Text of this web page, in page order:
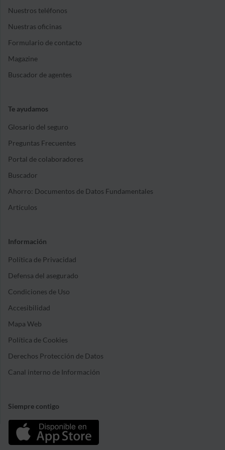
Nuestros teléfonos
Nuestras oficinas
Formulario de contacto
Magazine
Buscador de agentes
Te ayudamos
Glosario del seguro
Preguntas Frecuentes
Portal de colaboradores
Buscador
Ahorro: Documentos de Datos Fundamentales
Artículos
Información
Política de Privacidad
Defensa del asegurado
Condiciones de Uso
Accesibilidad
Mapa Web
Política de Cookies
Derechos Protección de Datos
Canal interno de Información
Siempre contigo